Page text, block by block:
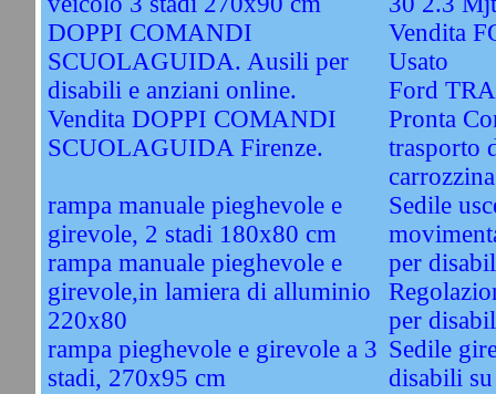
DOPPI COMANDI
SCUOLAGUIDA. Ausili per
disabili e anziani online.
Vendita DOPPI COMANDI
SCUOLAGUIDA Firenze.
rampa manuale pieghevole e
girevole, 2 stadi 180x80 cm
rampa manuale pieghevole e
girevole,in lamiera di alluminio
220x80
rampa pieghevole e girevole a 3
stadi, 270x95 cm
Vendita
Usato
Ford
Pronta
trasporto
carrozzina
Sedile
per
per
Sedile
disabili